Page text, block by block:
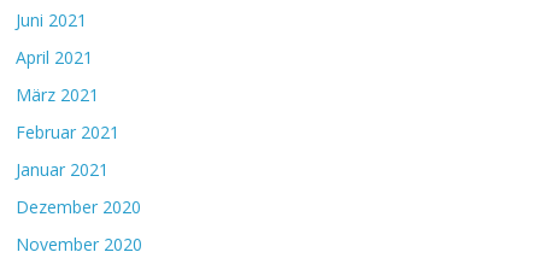
Juni 2021
April 2021
März 2021
Februar 2021
Januar 2021
Dezember 2020
November 2020